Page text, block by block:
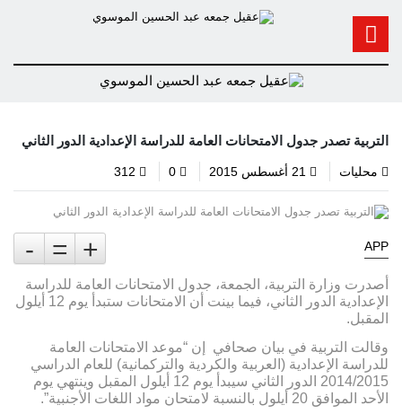
التربية تصدر جدول الامتحانات العامة للدراسة الإعدادية الدور الثاني
محليات
APP
+
=
-
أصدرت وزارة التربية، الجمعة، جدول الامتحانات العامة للدراسة
الإعدادية الدور الثاني، فيما بينت أن الامتحانات ستبدأ يوم 12 أيلول
المقبل.
وقالت التربية في بيان صحافي إن “موعد الامتحانات العامة
للدراسة الإعدادية (العربية والكردية والتركمانية) للعام الدراسي
2014/2015 الدور الثاني سيبدأ يوم 12 أيلول المقبل وينتهي يوم
الأحد الموافق 20 أيلول بالنسبة لامتحان مواد اللغات الأجنبية”.